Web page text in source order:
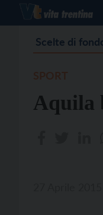
Scelte di
Aquila